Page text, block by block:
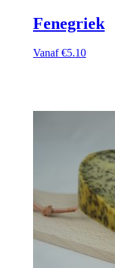
Fenegriek
Vanaf €5.10